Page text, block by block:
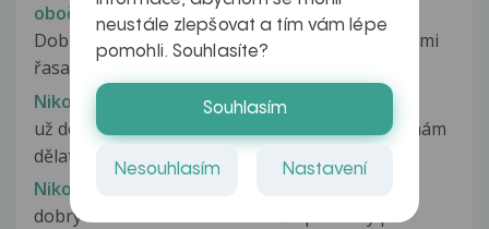
obočím
Dobrý den, nikdy jsem se nemohla pyšnit hustými
řasami a obočím, ale postupem...
Nikomu mi nechty
už delší dobu mi hnijou nechty nevím co s tim mám
dělat u doktora jsem bílá...
Nikotin
dobrý den mohu mít abstinenční příznaky po
neustále zlepšovat a tím vám lépe
pomohli. Souhlasíte?
Souhlasím
Nesouhlasím Nastavení